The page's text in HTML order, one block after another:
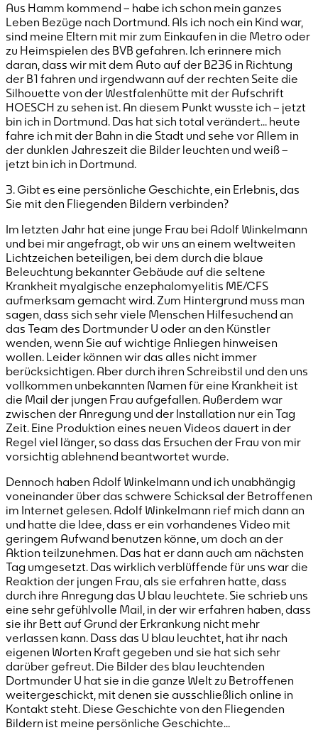
Aus Hamm kommend – habe ich schon mein ganzes
Leben Bezüge nach Dortmund. Als ich noch ein Kind war,
sind meine Eltern mit mir zum Einkaufen in die Metro oder
zu Heimspielen des BVB gefahren. Ich erinnere mich
daran, dass wir mit dem Auto auf der B236 in Richtung
der B1 fahren und irgendwann auf der rechten Seite die
Silhouette von der Westfalenhütte mit der Aufschrift
HOESCH zu sehen ist. An diesem Punkt wusste ich – jetzt
bin ich in Dortmund. Das hat sich total verändert… heute
fahre ich mit der Bahn in die Stadt und sehe vor Allem in
der dunklen Jahreszeit die Bilder leuchten und weiß –
jetzt bin ich in Dortmund.
3. Gibt es eine persönliche Geschichte, ein Erlebnis, das
Sie mit den Fliegenden Bildern verbinden?
Im letzten Jahr hat eine junge Frau bei Adolf Winkelmann
und bei mir angefragt, ob wir uns an einem weltweiten
Lichtzeichen beteiligen, bei dem durch die blaue
Beleuchtung bekannter Gebäude auf die seltene
Krankheit myalgische enzephalomyelitis ME/CFS
aufmerksam gemacht wird. Zum Hintergrund muss man
sagen, dass sich sehr viele Menschen Hilfesuchend an
das Team des Dortmunder U oder an den Künstler
wenden, wenn Sie auf wichtige Anliegen hinweisen
wollen. Leider können wir das alles nicht immer
berücksichtigen. Aber durch ihren Schreibstil und den uns
vollkommen unbekannten Namen für eine Krankheit ist
die Mail der jungen Frau aufgefallen. Außerdem war
zwischen der Anregung und der Installation nur ein Tag
Zeit. Eine Produktion eines neuen Videos dauert in der
Regel viel länger, so dass das Ersuchen der Frau von mir
vorsichtig ablehnend beantwortet wurde.
Dennoch haben Adolf Winkelmann und ich unabhängig
voneinander über das schwere Schicksal der Betroffenen
im Internet gelesen. Adolf Winkelmann rief mich dann an
und hatte die Idee, dass er ein vorhandenes Video mit
geringem Aufwand benutzen könne, um doch an der
Aktion teilzunehmen. Das hat er dann auch am nächsten
Tag umgesetzt. Das wirklich verblüffende für uns war die
Reaktion der jungen Frau, als sie erfahren hatte, dass
durch ihre Anregung das U blau leuchtete. Sie schrieb uns
eine sehr gefühlvolle Mail, in der wir erfahren haben, dass
sie ihr Bett auf Grund der Erkrankung nicht mehr
verlassen kann. Dass das U blau leuchtet, hat ihr nach
eigenen Worten Kraft gegeben und sie hat sich sehr
darüber gefreut. Die Bilder des blau leuchtenden
Dortmunder U hat sie in die ganze Welt zu Betroffenen
weitergeschickt, mit denen sie ausschließlich online in
Kontakt steht. Diese Geschichte von den Fliegenden
Bildern ist meine persönliche Geschichte…